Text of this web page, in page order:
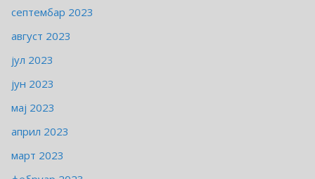
септембар 2023
август 2023
јул 2023
јун 2023
мај 2023
април 2023
март 2023